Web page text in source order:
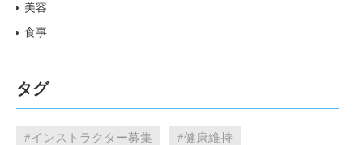
美容
食事
タグ
#インストラクター募集 #健康維持